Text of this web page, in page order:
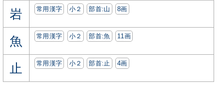
岩 常用漢字 小２ 部首:⼭ 8画
魚 常用漢字 小２ 部首:⿂ 11画
止 常用漢字 小２ 部首:⽌ 4画